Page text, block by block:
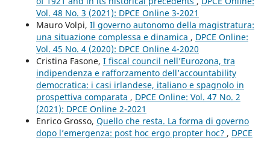
Vol. 48 No. 3 (2021): DPCE Online 3-2021
Mauro Volpi, Il governo autonomo della magistratura:
una situazione complessa e dinamica , DPCE Online:
Vol. 45 No. 4 (2020): DPCE Online 4-2020
Cristina Fasone, I fiscal council nell’Eurozona, tra
indipendenza e rafforzamento dell’accountability
democratica: i casi irlandese, italiano e spagnolo in
prospettiva comparata , DPCE Online: Vol. 47 No. 2
(2021): DPCE Online 2-2021
Enrico Grosso, Quello che resta. La forma di governo
dopo l’emergenza: post hoc ergo propter hoc? , DPCE